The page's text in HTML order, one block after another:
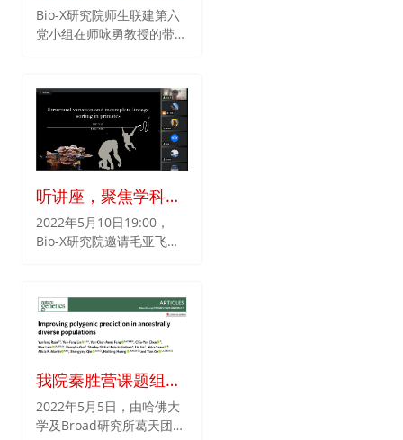
——校园巡查工作记
录
Bio-X研究院师生联建第六
党小组在师咏勇教授的带领
教师代表加盟，教师成员还
包括赵祥龙、胡晓雯、李
璨、丁瑾、吴娜几位，同时
小组有冯瑞雪、胡锡博、苏
洁、刘亚斌、王文芳、张士
党员。
听讲座，聚焦学科领
域动态 战疫情，共享
云端学术新见 —Bio-
建系列学术讲座活动
2022年5月10日19:00，
Bio-X研究院邀请毛亚飞博
致性在灵长类演化和疾病中
的机制”的精彩学术报告。
我院秦胜营课题组与
合作者共同发表多基
因风险评分新方法
2022年5月5日，由哈佛大
学及Broad研究所葛天团